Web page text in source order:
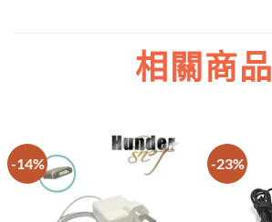
相關商品
-14% -23%